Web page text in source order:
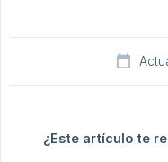
¿Este artículo te